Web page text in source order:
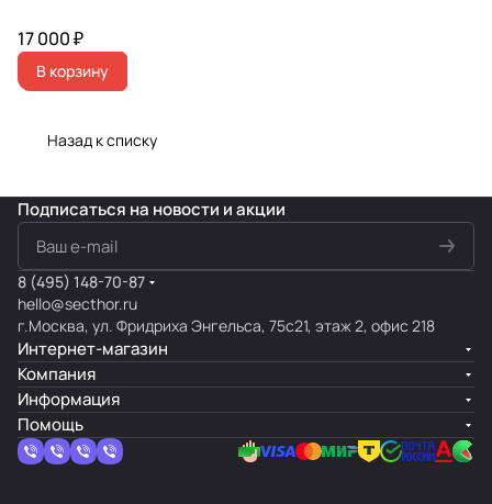
17 000 ₽
В корзину
Назад к списку
Подписаться на новости и акции
8 (495) 148-70-87
hello@secthor.ru
г.Москва, ул. Фридриха Энгельса, 75с21, этаж 2, офис 218
Интернет-магазин
Компания
Информация
Помощь